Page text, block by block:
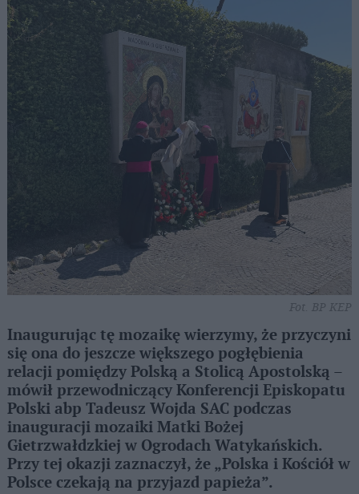
Fot. BP KEP
Inaugurując tę mozaikę wierzymy, że przyczyni
się ona do jeszcze większego pogłębienia
relacji pomiędzy Polską a Stolicą Apostolską –
mówił przewodniczący Konferencji Episkopatu
Polski abp Tadeusz Wojda SAC podczas
inauguracji mozaiki Matki Bożej
Gietrzwałdzkiej w Ogrodach Watykańskich.
Przy tej okazji zaznaczył, że „Polska i Kościół w
Polsce czekają na przyjazd papieża”.